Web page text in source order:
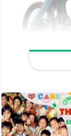
Đối tượng
sử dụng